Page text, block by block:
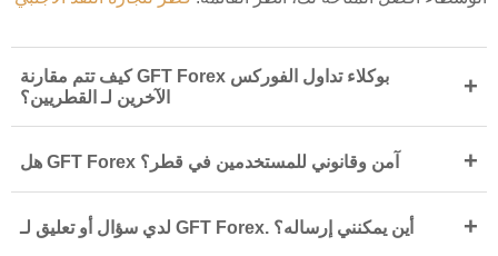
كيف تتم مقارنة GFT Forex بوكلاء تداول الفوركس
الآخرين لـ القطريين؟
+
هل GFT Forex آمن وقانوني للمستخدمين في قطر؟ +
لدي سؤال أو تعليق لـ GFT Forex. أين يمكنني إرساله؟ +